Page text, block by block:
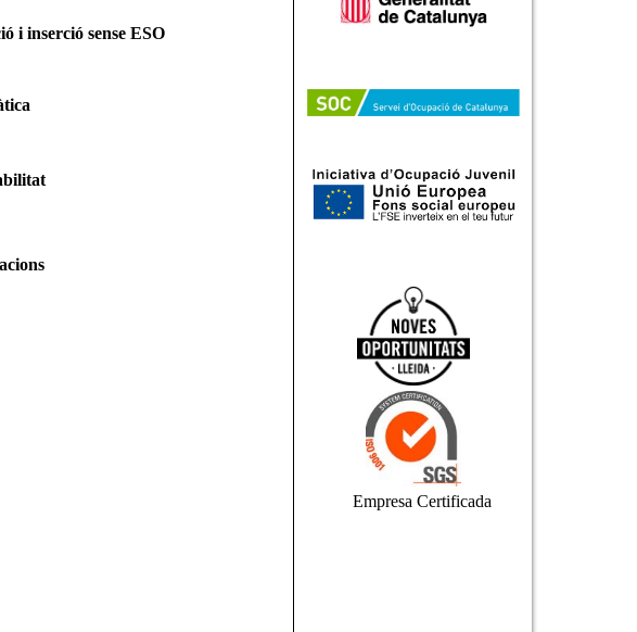
i inserció sense ESO
Empresa Certificada